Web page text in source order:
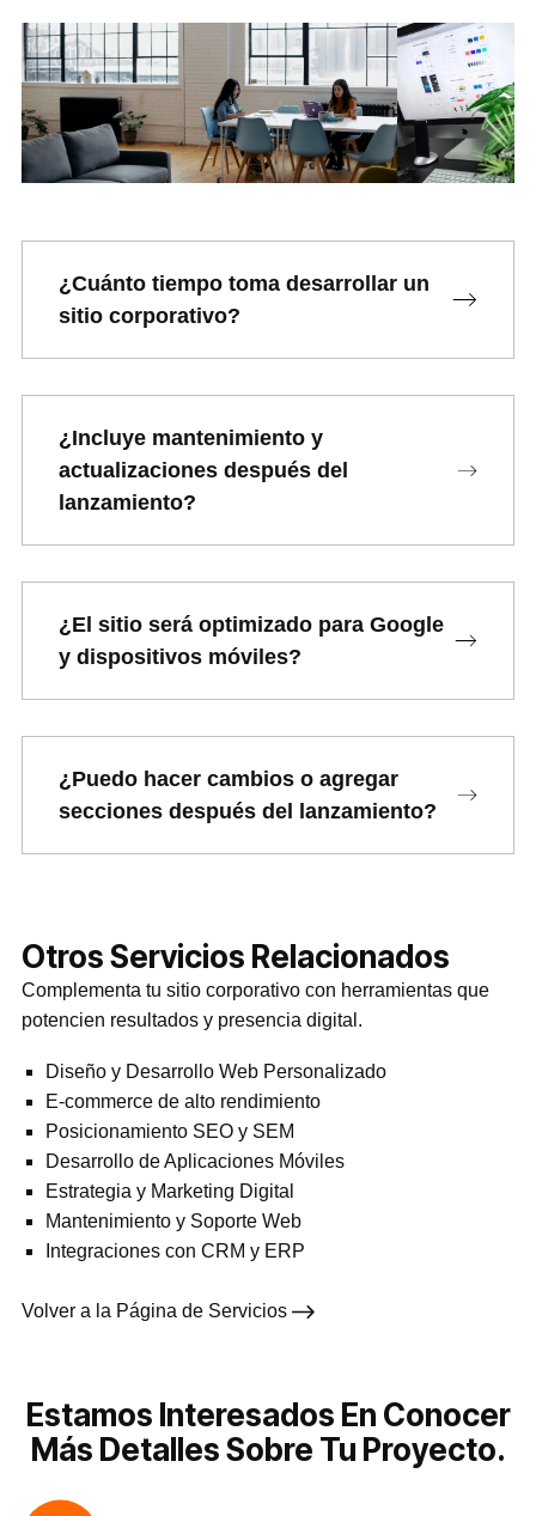
¿Cuánto tiempo toma desarrollar un
sitio corporativo?
¿Incluye mantenimiento y
actualizaciones después del
lanzamiento?
¿El sitio será optimizado para Google
y dispositivos móviles?
¿Puedo hacer cambios o agregar
secciones después del lanzamiento?
Otros Servicios Relacionados
Complementa tu sitio corporativo con herramientas que
potencien resultados y presencia digital.
Diseño y Desarrollo Web Personalizado
E-commerce de alto rendimiento
Posicionamiento SEO y SEM
Desarrollo de Aplicaciones Móviles
Estrategia y Marketing Digital
Mantenimiento y Soporte Web
Integraciones con CRM y ERP
Volver a la Página de Servicios
Estamos Interesados En Conocer
Más Detalles Sobre Tu Proyecto.